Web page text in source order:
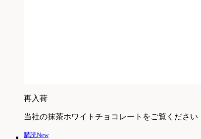
再入荷
当社の抹茶ホワイトチョコレートをご覧ください
購読New